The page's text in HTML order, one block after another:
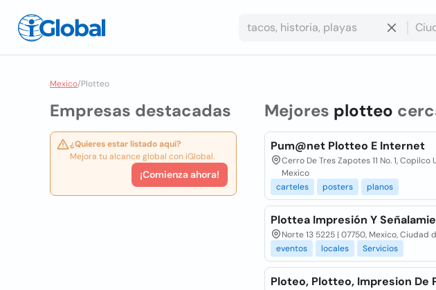
Mexico/Plotteo
Empresas destacadas
¿Quieres estar listado aquí?
Mejora tu alcance global con iGlobal.
¡Comienza ahora!
Mejores plotteo
Pum@net Plotteo E Internet
Cerro De Tres Zapotes 11 No. 1,
Mexico
carteles
posters planos
Plottea Impresión Y
Norte 13 5225 | 07750, Mexico, Ciudad
eventos
locales Servicios
Ploteo, Plotteo, Impresion De